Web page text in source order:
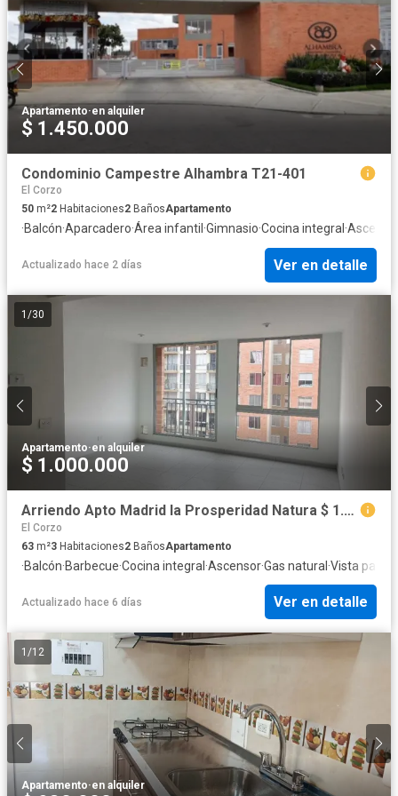
Apartamento·en alquiler
$ 1.450.000
Condominio Campestre Alhambra T21-401
El Corzo
50 m²2 Habitaciones2 BañosApartamento
·Balcón·Aparcadero·Área infantil ·Gimnasio·Cocina integral ·
Actualizado hace 2 días Ver en detalle
1 /30
Apartamento·en alquiler
$ 1.000.000
Arriendo Apto Madrid la Prosperidad Natura $ 1.000.000
El Corzo
63 m²3 Habitaciones2 BañosApartamento
·Balcón·Barbecue·Cocina integral ·Ascensor·Gas natural ·Vista
Actualizado hace 6 días Ver en detalle
1 /12
Apartamento·en alquiler